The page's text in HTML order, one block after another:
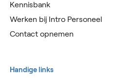
Kennisbank
Werken bij Intro Personeel
Contact opnemen
Handige links